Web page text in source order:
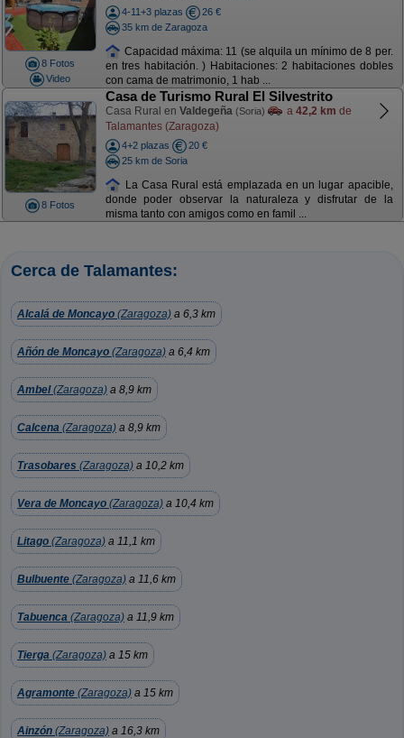
8 Fotos
Video
4-11+3 plazas
26 €
35 km de Zaragoza
Capacidad máxima: 11 (se alquila un mínimo de 8 per.
en tres habitación. ) Habitaciones: 2 habitaciones dobles
con cama de matrimonio, 1 hab ...
8 Fotos
Casa de Turismo Rural El Silvestrito
Casa Rural en Valdegeña (Soria) a 42,2 km de
Talamantes (Zaragoza)
4+2 plazas
20 €
25 km de Soria
La Casa Rural está emplazada en un lugar apacible,
donde poder observar la naturaleza y disfrutar de la
misma tanto con amigos como en famil ...
Cerca de Talamantes:
Alcalá de Moncayo (Zaragoza) a 6,3 km
Añón de Moncayo (Zaragoza) a 6,4 km
Ambel(Zaragoza) a 8,9 km
Calcena (Zaragoza) a 8,9 km
Trasobares (Zaragoza) a 10,2 km
Vera de Moncayo (Zaragoza) a 10,4 km
Litago (Zaragoza) a 11,1 km
Bulbuente (Zaragoza) a 11,6 km
Tabuenca (Zaragoza) a 11,9 km
Tierga (Zaragoza) a 15 km
Agramonte (Zaragoza) a 15 km
Ainzón (Zaragoza) a 16,3 km